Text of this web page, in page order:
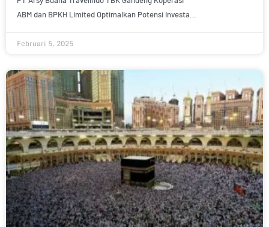
ABM dan BPKH Limited Optimalkan Potensi Investasi
Februari 5, 2025